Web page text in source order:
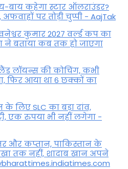
बाय कहेगा स्टार ऑलराउंडर?
पर तोड़ी चुप्पी - AajTak
कुमार 2027 वर्ल्ड कप का
ने बताया कब तक हो जाएगा
लॉयन्स की कोच‍िंग, कभी
फ‍िर आया था 6 छक्कों का
के लिए SLC का बड़ा दांव,
एक रुपया भी नहीं लगेगा -
और कप्तान, पाकिस्तान के
तक नहीं, शादाब खान अपने